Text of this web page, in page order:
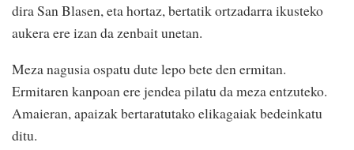
dira San Blasen, eta hortaz, bertatik ortzadarra ikusteko
aukera ere izan da zenbait unetan.
Meza nagusia ospatu dute lepo bete den ermitan.
Ermitaren kanpoan ere jendea pilatu da meza entzuteko.
Amaieran, apaizak bertaratutako elikagaiak bedeinkatu
ditu.